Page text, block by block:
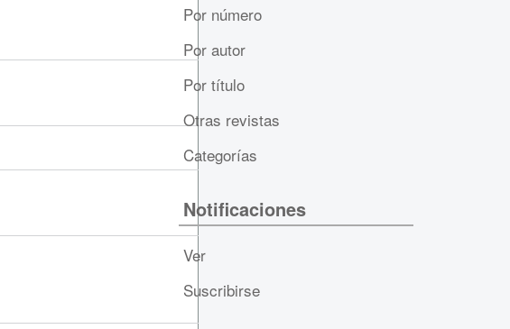
Por número
Por autor
Por título
Otras revistas
Categorías
Notificaciones
Ver
Suscribirse